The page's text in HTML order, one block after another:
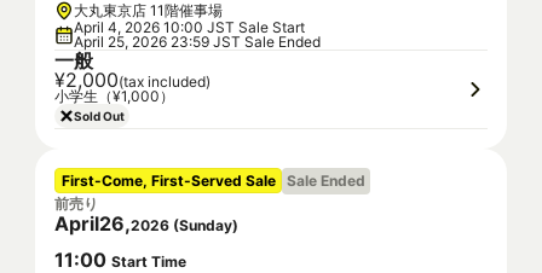
大丸東京店 11階催事場
April 4, 2026 10:00 JST Sale Start
April 25, 2026 23:59 JST Sale Ended
一般
¥2,000(tax included)
小学生（¥1,000）
Sold Out
First-Come, First-Served Sale Sale Ended
前売り
April26,2026 (Sunday)
11:00 Start Time